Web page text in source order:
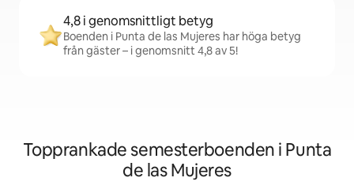
4,8 i genomsnittligt betyg
Boenden i Punta de las Mujeres har höga betyg
från gäster – i genomsnitt 4,8 av 5!
Topprankade semesterboenden i Punta
de las Mujeres